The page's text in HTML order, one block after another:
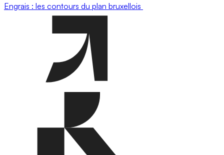
Engrais : les contours du plan bruxellois